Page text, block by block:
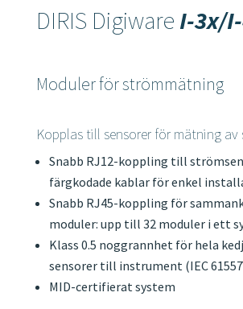
DIRIS Digiware I-3x/
Moduler för strömmätning
Kopplas till sensorer för mätning av
Snabb RJ12-koppling till
färgkodade kablar för enkel
Snabb RJ45-koppling för
moduler: upp till 32 moduler i ett
Klass 0.5 noggrannhet för hela
sensorer till instrument (IEC
MID-certifierat system